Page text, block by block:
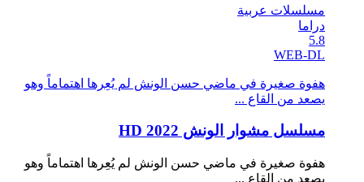
مسلسلات عربية
دراما
5.8
WEB-DL
هفوة صغيرة في ماضي حسن الونش لم يُعِرها اهتماماً وهو
يصعد من القاع ...
مسلسل مشوار الونش 2022 HD
هفوة صغيرة في ماضي حسن الونش لم يُعِرها اهتماماً وهو
يصعد من القاع ...